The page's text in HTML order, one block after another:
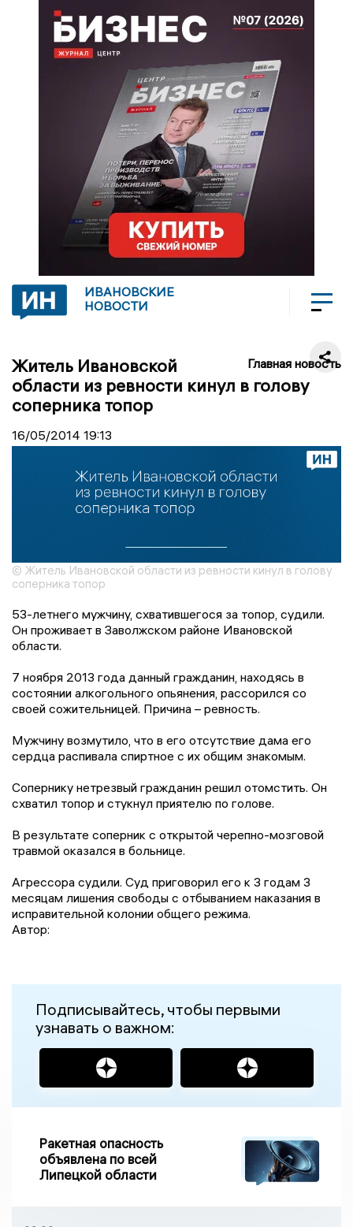
ИВАНОВСКИЕ
НОВОСТИ
Главная новость
Житель Ивановской
области из ревности кинул в голову
соперника топор
16/05/2014 19:13
© Житель Ивановской области из ревности кинул в голову
соперника топор
53-летнего мужчину, схватившегося за топор, судили.
Он проживает в Заволжском районе Ивановской
области.
7 ноября 2013 года данный гражданин, находясь в
состоянии алкогольного опьянения, рассорился со
своей сожительницей. Причина – ревность.
Мужчину возмутило, что в его отсутствие дама его
сердца распивала спиртное с их общим знакомым.
Сопернику нетрезвый гражданин решил отомстить. Он
схватил топор и стукнул приятелю по голове.
В результате соперник с открытой черепно-мозговой
травмой оказался в больнице.
Агрессора судили. Суд приговорил его к 3 годам 3
месяцам лишения свободы с отбыванием наказания в
исправительной колонии общего режима.
Автор:
Подписывайтесь, чтобы первыми
узнавать о важном:
Ракетная опасность
объявлена по всей
Липецкой области